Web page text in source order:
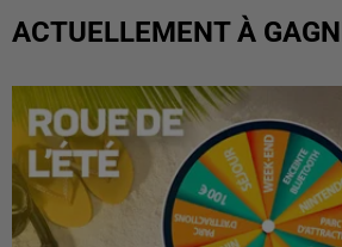
ACTUELLEMENT À